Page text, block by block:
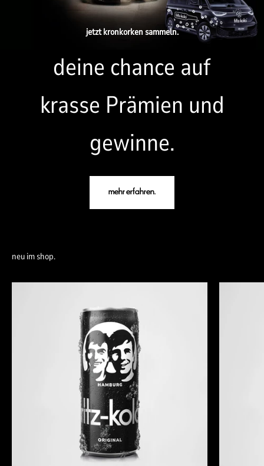
jetzt kronkorken sammeln.
deine chance auf
krasse Prämien und
gewinne.
mehr erfahren.
neu im shop.